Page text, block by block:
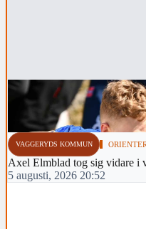
VAGGERYDS KOMMUN
Axel Elmblad tog sig vidare i
5 augusti, 2026 20:52